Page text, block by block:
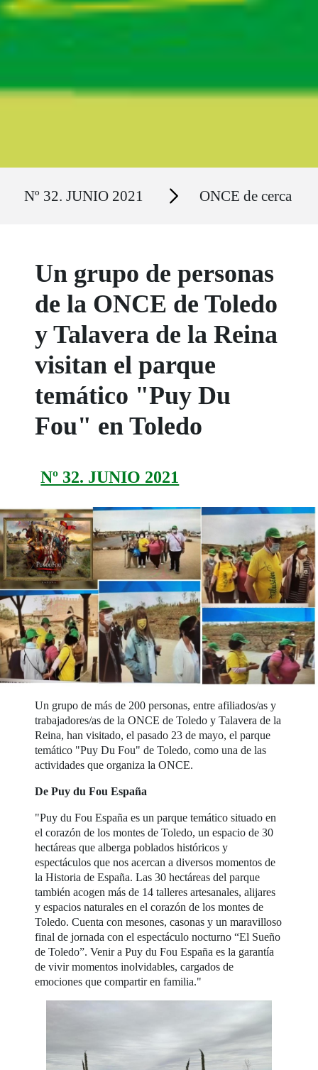
Nº 32. JUNIO 2021 Secciones ONCE de cerca
Un grupo de personas
de la ONCE de Toledo
y Talavera de la Reina
visitan el parque
temático "Puy Du
Fou" en Toledo
Nº 32. JUNIO 2021
Un grupo de más de 200 personas, entre afiliados/as y
trabajadores/as de la ONCE de Toledo y Talavera de la
Reina, han visitado, el pasado 23 de mayo, el parque
temático "Puy Du Fou" de Toledo, como una de las
actividades que organiza la ONCE.
De Puy du Fou España
"Puy du Fou España es un parque temático situado en
el corazón de los montes de Toledo, un espacio de 30
hectáreas que alberga poblados históricos y
espectáculos que nos acercan a diversos momentos de
la Historia de España. Las 30 hectáreas del parque
también acogen más de 14 talleres artesanales, alijares
y espacios naturales en el corazón de los montes de
Toledo. Cuenta con mesones, casonas y un maravilloso
final de jornada con el espectáculo nocturno “El Sueño
de Toledo”. Venir a Puy du Fou España es la garantía
de vivir momentos inolvidables, cargados de
emociones que compartir en familia."